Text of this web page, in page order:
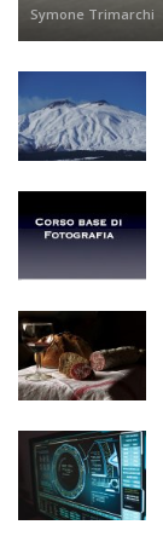
Symone Trimarchi